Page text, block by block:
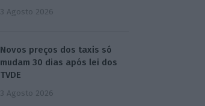
3 Agosto 2026
Novos preços dos taxis só
mudam 30 dias após lei dos
TVDE
3 Agosto 2026